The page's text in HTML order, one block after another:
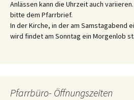
Anlässen kann die Uhrzeit auch
bitte dem Pfarrbrief.
In der Kirche, in der am Samstagabend
wird findet am Sonntag ein Morgenlob
Pfarrbüro- Öffnungszeiten